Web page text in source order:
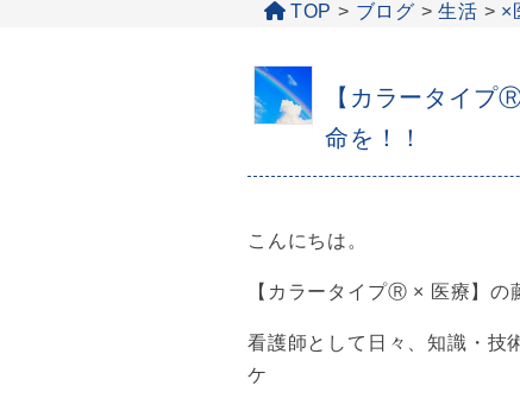
TOP > ブログ >生活 > ×
【カラータイプ
命を！！
こんにちは。
【カラータイプⓇ × 医療】の
看護師として日々、知識・技
ケ